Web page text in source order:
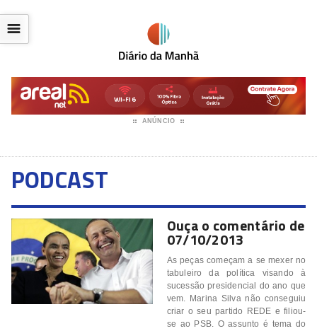
ANÚNCIO
☰
PODCAST
Ouça o comentário de
07/10/2013
As peças começam a se mexer no
tabuleiro da política visando à
sucessão presidencial do ano que
vem. Marina Silva não conseguiu
criar o seu partido REDE e filiou-
se ao PSB. O assunto é tema do